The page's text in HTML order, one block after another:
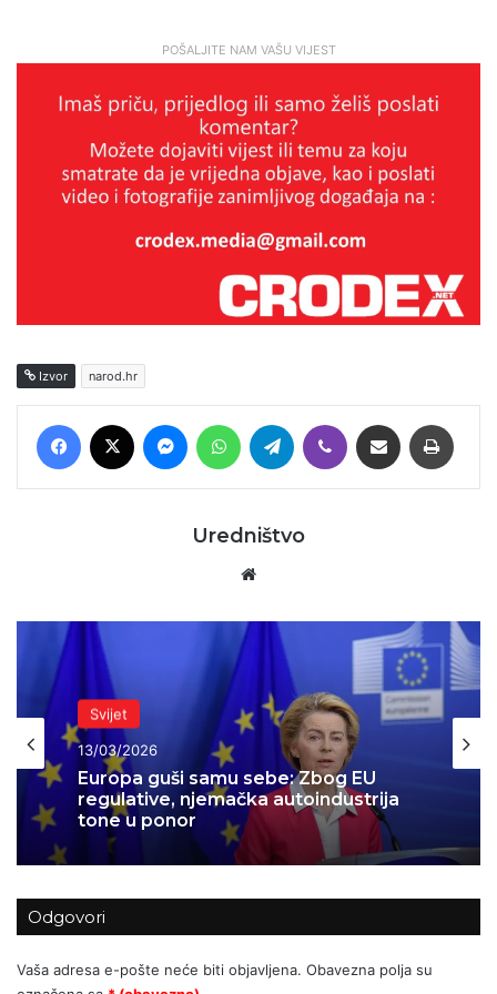
POŠALJITE NAM VAŠU VIJEST
Izvor narod.hr
Facebook MessengerWhatsAppTelegram Viber Podijeli putem E-maila
Uredništvo
Svijet
13/03/2026
regulative, njemačka autoindustrija
tone u ponor
Svijet
13/03/2026
AI revolucija počela: Oracle sprema
otkaze za desetke tisuća ljudi
Odgovori
Vaša adresa e-pošte neće biti objavljena. Obavezna polja su